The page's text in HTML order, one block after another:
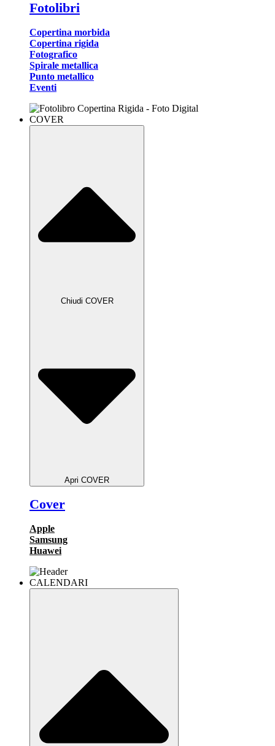
Fotolibri
Copertina morbida
Copertina rigida
Fotografico
Spirale metallica
Punto metallico
Eventi
COVER
Chiudi COVER
Apri COVER
Cover
Apple
Samsung
Huawei
CALENDARI